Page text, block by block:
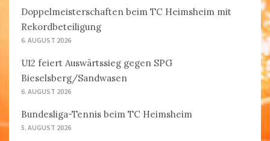
Doppelmeisterschaften beim TC Heimsheim mit
Rekordbeteiligung
6. AUGUST 2026
U12 feiert Auswärtssieg gegen SPG
Bieselsberg/Sandwasen
6. AUGUST 2026
Bundesliga-Tennis beim TC Heimsheim
5. AUGUST 2026